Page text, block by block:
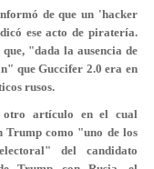
de que un 'hacker
ese acto de piratería.
"dada la ausencia de
que Guccifer 2.0 era en
rusos.
otro artículo en el cual
Trump como "uno de los
del candidato